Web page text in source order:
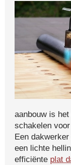
aanbouw is
schakelen
Een
een lichte
efficiënte plat